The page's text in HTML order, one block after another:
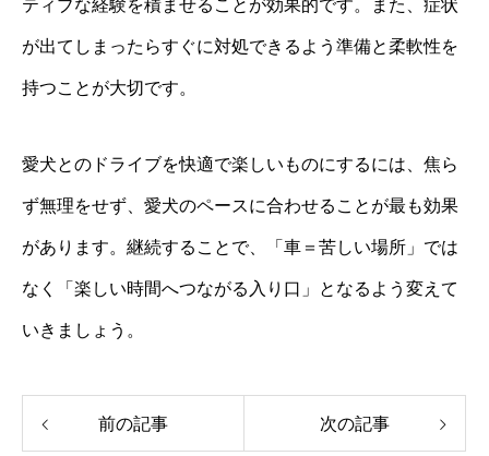
ティブな経験を積ませることが効果的です。また、症状
が出てしまったらすぐに対処できるよう準備と柔軟性を
持つことが大切です。
愛犬とのドライブを快適で楽しいものにするには、焦ら
ず無理をせず、愛犬のペースに合わせることが最も効果
があります。継続することで、「車＝苦しい場所」では
なく「楽しい時間へつながる入り口」となるよう変えて
いきましょう。
前の記事 次の記事